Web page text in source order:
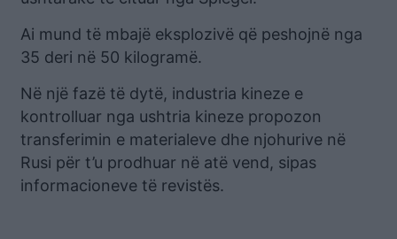
Ai mund të mbajë eksplozivë që peshojnë nga
35 deri në 50 kilogramë.
Në një fazë të dytë, industria kineze e
kontrolluar nga ushtria kineze propozon
transferimin e materialeve dhe njohurive në
Rusi për t’u prodhuar në atë vend, sipas
informacioneve të revistës.